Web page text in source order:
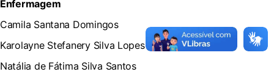
Enfermagem
Camila Santana Domingos
Karolayne Stefanery Silva Lopes
Natália de Fátima Silva Santos